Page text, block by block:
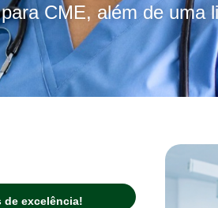
CME, além de uma
de excelência!